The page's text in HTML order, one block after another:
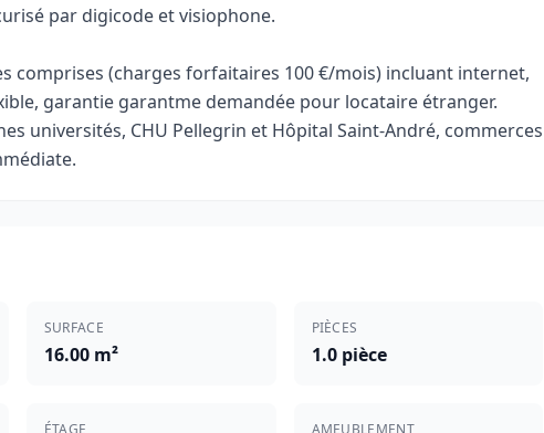
par digicode et visiophone.
comprises (charges forfaitaires 100 €/mois) incluant internet,
garantie garantme demandée pour locataire étranger.
universités, CHU Pellegrin et Hôpital Saint-André, commerces
SURFACE
16.00 m²
PIÈCES
1.0 pièce
ÉTAGE AMEUBLEMENT